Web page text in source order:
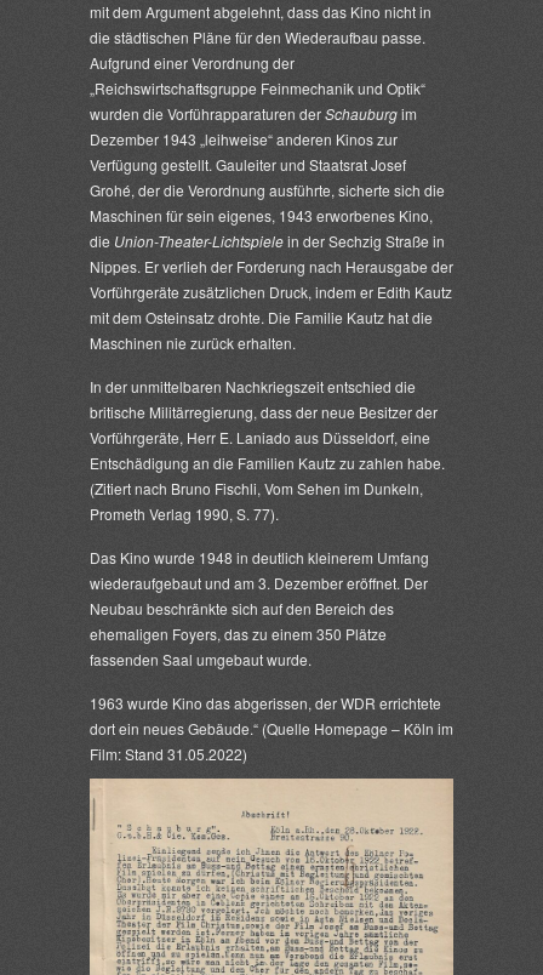
mit dem Argument abgelehnt, dass das Kino nicht in
die städtischen Pläne für den Wiederaufbau passe.
Aufgrund einer Verordnung der
„Reichswirtschaftsgruppe Feinmechanik und Optik“
wurden die Vorführapparaturen derSchauburgim
Dezember 1943 „leihweise“ anderen Kinos zur
Verfügung gestellt. Gauleiter und Staatsrat Josef
Grohé, der die Verordnung ausführte, sicherte sich die
Maschinen für sein eigenes, 1943 erworbenes Kino,
die Union-Theater-Lichtspielein der Sechzig Straße in
Nippes. Er verlieh der Forderung nach Herausgabe der
Vorführgeräte zusätzlichen Druck, indem er Edith Kautz
mit dem Osteinsatz drohte. Die Familie Kautz hat die
Maschinen nie zurück erhalten.
In der unmittelbaren Nachkriegszeit entschied die
britische Militärregierung, dass der neue Besitzer der
Vorführgeräte, Herr E. Laniado aus Düsseldorf, eine
Entschädigung an die Familien Kautz zu zahlen habe.
(Zitiert nach Bruno Fischli, Vom Sehen im Dunkeln,
Prometh Verlag 1990, S. 77).
Das Kino wurde 1948 in deutlich kleinerem Umfang
wiederaufgebaut und am 3. Dezember eröffnet. Der
Neubau beschränkte sich auf den Bereich des
ehemaligen Foyers, das zu einem 350 Plätze
fassenden Saal umgebaut wurde.
1963 wurde Kino das abgerissen, der WDR errichtete
dort ein neues Gebäude.“ (Quelle Homepage – Köln im
Film: Stand 31.05.2022)